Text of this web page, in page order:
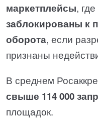
маркетплейсы,
заблокированы к
оборота, если
признаны
В среднем
свыше 114 000
площадок.